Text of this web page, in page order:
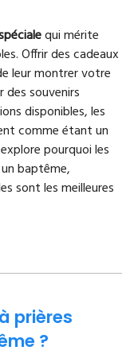
qui mérite
Offrir des cadeaux
leur montrer votre
souvenirs
disponibles, les
comme étant un
pourquoi les
baptême,
sont les meilleures
prières
?